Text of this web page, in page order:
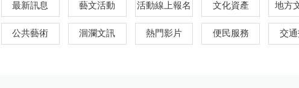
最新訊息 藝文活動 活動線上報名 文化資產 地方
公共藝術 洄瀾文訊 熱門影片 便民服務 交通